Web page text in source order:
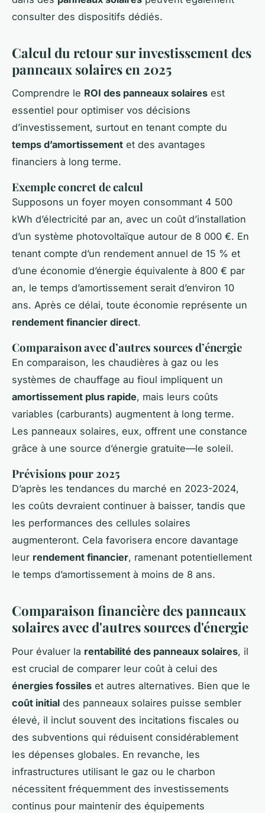
consulter des dispositifs dédiés.
Calcul du retour sur investissement des
panneaux solaires en 2025
Comprendre le ROI des panneaux solaires est
essentiel pour optimiser vos décisions
d’investissement, surtout en tenant compte du
temps d’amortissement et des avantages
financiers à long terme.
Exemple concret de calcul
Supposons un foyer moyen consommant 4 500
kWh d’électricité par an, avec un coût d’installation
d’un système photovoltaïque autour de 8 000 €. En
tenant compte d’un rendement annuel de 15 % et
d’une économie d’énergie équivalente à 800 € par
an, le temps d’amortissement serait d’environ 10
ans. Après ce délai, toute économie représente un
rendement financier direct.
Comparaison avec d’autres sources d’énergie
En comparaison, les chaudières à gaz ou les
systèmes de chauffage au fioul impliquent un
amortissement plus rapide, mais leurs coûts
variables (carburants) augmentent à long terme.
Les panneaux solaires, eux, offrent une constance
grâce à une source d’énergie gratuite—le soleil.
Prévisions pour 2025
D’après les tendances du marché en 2023-2024,
les coûts devraient continuer à baisser, tandis que
les performances des cellules solaires
augmenteront. Cela favorisera encore davantage
leur rendement financier, ramenant potentiellement
le temps d’amortissement à moins de 8 ans.
Comparaison financière des panneaux
solaires avec d'autres sources d'énergie
Pour évaluer la rentabilité des panneaux solaires, il
est crucial de comparer leur coût à celui des
énergies fossiles et autres alternatives. Bien que le
coût initial des panneaux solaires puisse sembler
élevé, il inclut souvent des incitations fiscales ou
des subventions qui réduisent considérablement
les dépenses globales. En revanche, les
infrastructures utilisant le gaz ou le charbon
nécessitent fréquemment des investissements
continus pour maintenir des équipements